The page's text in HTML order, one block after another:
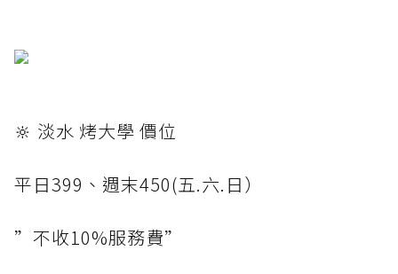
🔆 淡水 烤大學 價位
平日399、週末450(五.六.日）
”不收10%服務費”